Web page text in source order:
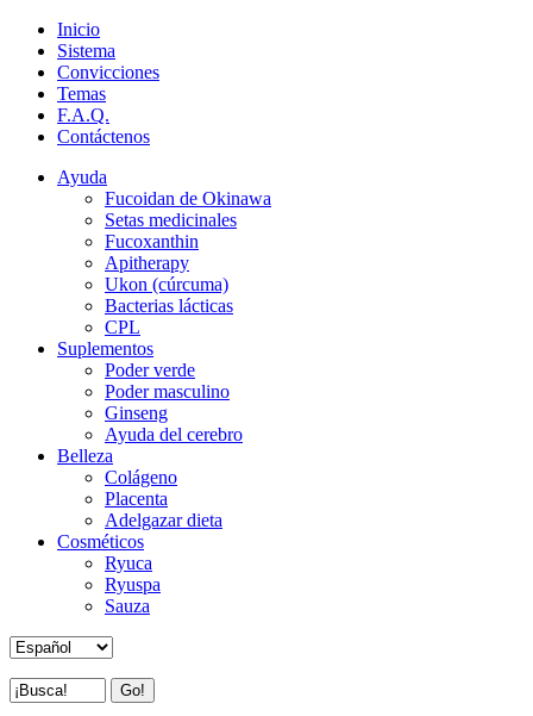
Inicio
Sistema
Convicciones
Temas
F.A.Q.
Contáctenos
Ayuda
Fucoidan de Okinawa
Setas medicinales
Fucoxanthin
Apitherapy
Ukon (cúrcuma)
Bacterias lácticas
CPL
Suplementos
Poder verde
Poder masculino
Ginseng
Ayuda del cerebro
Belleza
Colágeno
Placenta
Adelgazar dieta
Cosméticos
Ryuca
Ryuspa
Sauza